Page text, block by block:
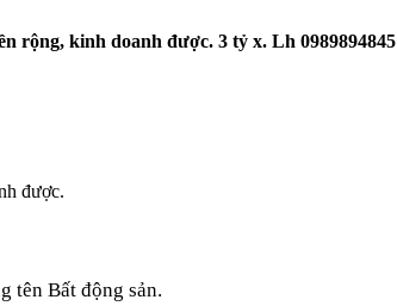
rộng, kinh doanh được. 3 tỷ x. Lh 0989894845
được.
tên Bất động sản.